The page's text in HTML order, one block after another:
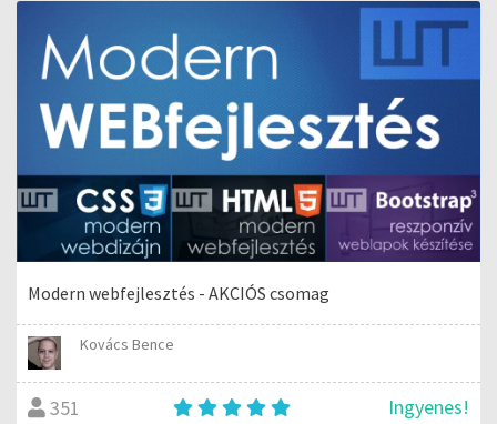
Modern webfejlesztés - AKCIÓS csomag
Kovács Bence
351 Ingyenes!